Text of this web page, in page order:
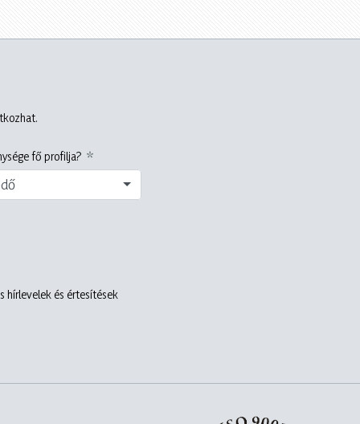
fő profilja?
hírlevelek és értesítések